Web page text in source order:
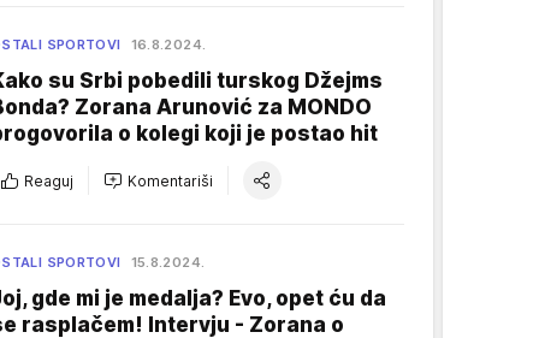
SPORTOVI 16.8.2024.
su Srbi pobedili turskog Džejms
Zorana Arunović za MONDO
o kolegi koji je postao hit
Reaguj Komentariši
SPORTOVI 15.8.2024.
gde mi je medalja? Evo, opet ću da
rasplačem! Intervju - Zorana o